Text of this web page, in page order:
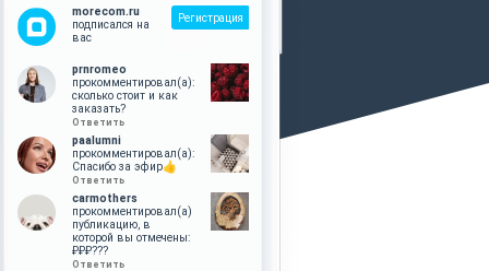
morecom.ru
подписался на
вас
Регистрация
prnromeo
прокомментировал(а):
сколько стоит и как
заказать?
Ответить
paalumni
прокомментировал(а):
Спасибо за эфир👍
Ответить
carmothers
прокомментировал(а)
публикацию, в
которой вы отмечены:
₽₽₽???
Ответить